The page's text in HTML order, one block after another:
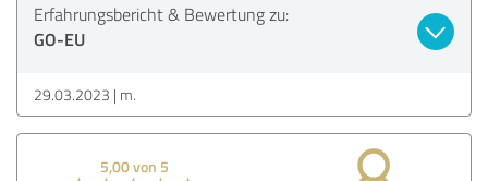
Erfahrungsbericht & Bewertung zu:
GO-EU
29.03.2023 m.
5,00 von 5